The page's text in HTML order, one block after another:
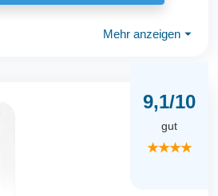
Mehr anzeigen ⏷
9,1/10
gut
★★★★